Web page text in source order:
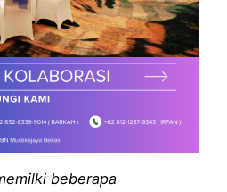
beberapa